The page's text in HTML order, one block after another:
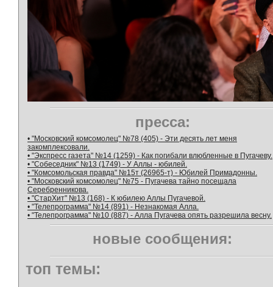
пресса:
• "Московский комсомолец" №78 (405) - Эти десять лет меня
закомплексовали.
• "Экспресс газета" №14 (1259) - Как погибали влюбленные в Пугачеву.
• "Собеседник" №13 (1749) - У Аллы - юбилей.
• "Комсомольская правда" №15т (26965-т) - Юбилей Примадонны.
• "Московский комсомолец" №75 - Пугачева тайно посещала
Серебренникова.
• "СтарХит" №13 (168) - К юбилею Аллы Пугачевой.
• "Телепрограмма" №14 (891) - Незнакомая Алла.
• "Телепрограмма" №10 (887) - Алла Пугачева опять разрешила весну.
новые сообщения:
топ темы: